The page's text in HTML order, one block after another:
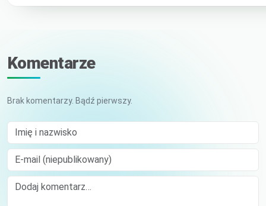
Komentarze
Brak komentarzy. Bądź pierwszy.
Imię i nazwisko
E-mail (niepublikowany)
Comment